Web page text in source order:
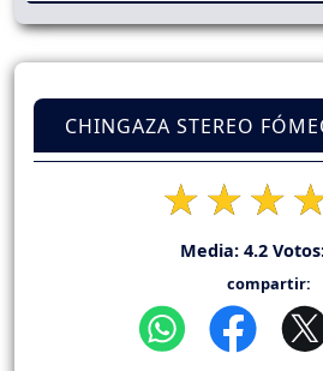
CHINGAZA STEREO
Media: 4.2
compartir: